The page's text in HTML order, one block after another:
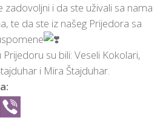
zadovoljni i da ste uživali sa nama
te da ste iz našeg Prijedora sa
su bili: Veseli Kokolari,
i Mira Štajduhar.